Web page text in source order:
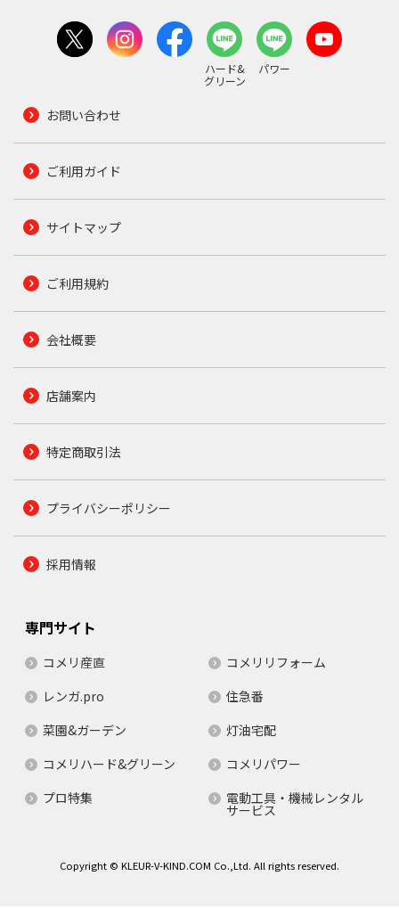
ハード&
グリーン
パワー
お問い合わせ
ご利用ガイド
サイトマップ
ご利用規約
会社概要
店舗案内
特定商取引法
プライバシーポリシー
採用情報
専門サイト
コメリ産直
コメリリフォーム
レンガ.pro
住急番
菜園&ガーデン
灯油宅配
コメリハード&グリーン
コメリパワー
プロ特集
電動工具・機械レンタル
サービス
Copyright © KLEUR-V-KIND.COM Co.,Ltd. All rights reserved.